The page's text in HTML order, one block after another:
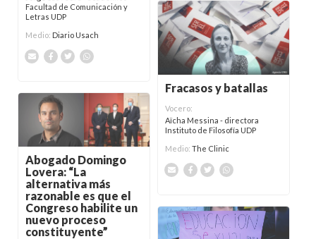
Facultad de Comunicación y
Letras UDP
Medio: Diario Usach
Fracasos y batallas
Vocero:
Aïcha Messina - directora
Instituto de Filosofía UDP
Medio:The Clinic
Abogado Domingo
Lovera: “La
alternativa más
razonable es que el
Congreso habilite un
nuevo proceso
constituyente”